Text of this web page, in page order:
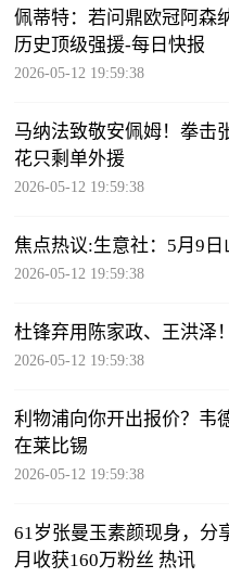
佩蒂特：若问鼎欧冠阿森
历史顶级强援-每日快报
2026-05-12 19:59:38
马纳法致敬安佩姆！拳击
花只剩单外援
2026-05-12 19:59:38
焦点热议:生意社：5月9
2026-05-12 19:59:38
杜锋弃用陈家政、王洪泽
2026-05-12 19:59:38
利物浦向你开出报价？韦
在莱比锡
2026-05-12 19:59:38
61岁张曼玉素颜现身，分
月收获160万粉丝 热讯